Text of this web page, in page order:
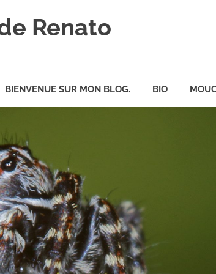
Renato
BIENVENUE SUR MON BLOG. BIO